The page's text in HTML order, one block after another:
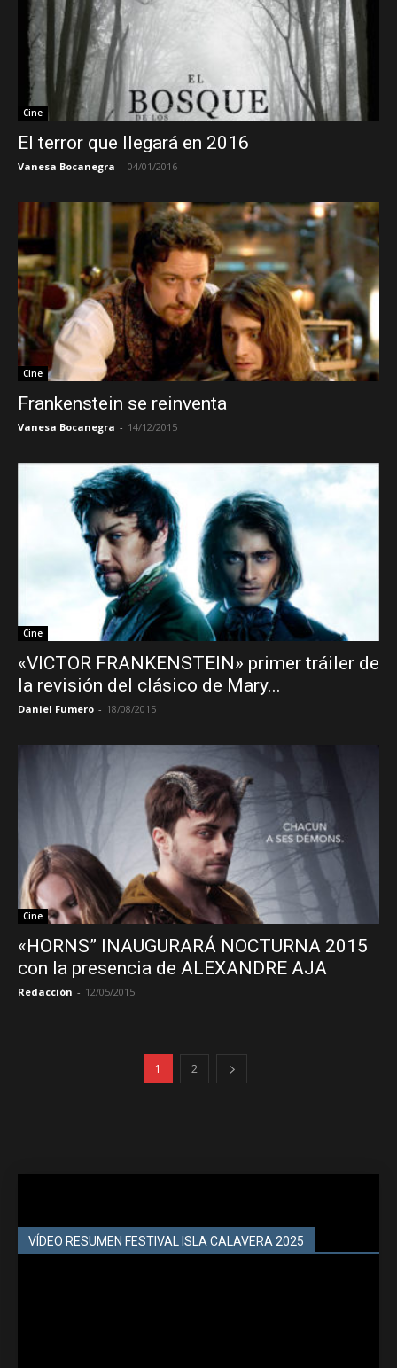
Cine
El terror que llegará en 2016
Vanesa Bocanegra - 04/01/2016
Cine
Frankenstein se reinventa
Vanesa Bocanegra - 14/12/2015
Cine
«VICTOR FRANKENSTEIN» primer tráiler de
la revisión del clásico de Mary...
Daniel Fumero - 18/08/2015
Cine
«HORNS” INAUGURARÁ NOCTURNA 2015
con la presencia de ALEXANDRE AJA
Redacción - 12/05/2015
1 2
VÍDEO RESUMEN FESTIVAL ISLA CALAVERA 2025